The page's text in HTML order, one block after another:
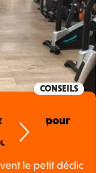
CONSEILS
en salle pour
le petit déclic